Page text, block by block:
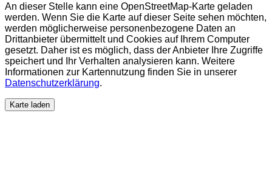
An dieser Stelle kann eine OpenStreetMap-Karte geladen
werden. Wenn Sie die Karte auf dieser Seite sehen möchten,
werden möglicherweise personenbezogene Daten an
Drittanbieter übermittelt und Cookies auf Ihrem Computer
gesetzt. Daher ist es möglich, dass der Anbieter Ihre Zugriffe
speichert und Ihr Verhalten analysieren kann. Weitere
Informationen zur Kartennutzung finden Sie in unserer
Datenschutzerklärung.
Karte laden